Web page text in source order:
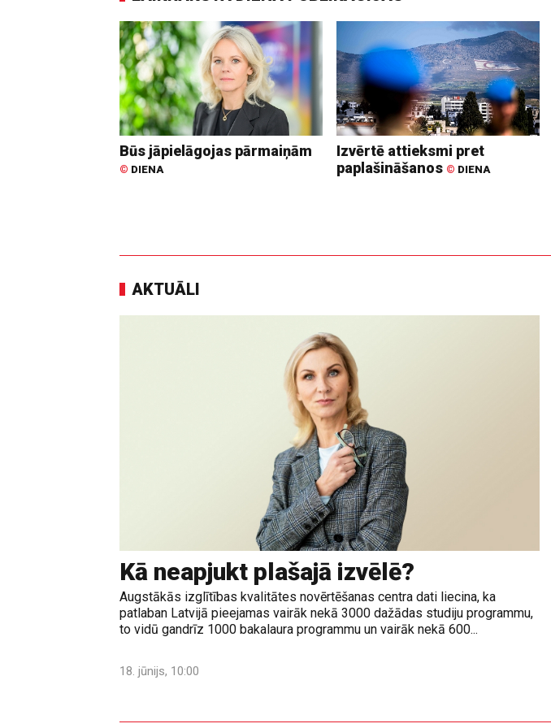
Būs jāpielāgojas pārmaiņām
© DIENA
Izvērtē attieksmi pret
paplašināšanos © DIENA
AKTUĀLI
Kā neapjukt plašajā izvēlē?
Augstākās izglītības kvalitātes novērtēšanas centra dati liecina, ka
patlaban Latvijā pieejamas vairāk nekā 3000 dažādas studiju programmu,
to vidū gandrīz 1000 bakalaura programmu un vairāk nekā 600...
18. jūnijs, 10:00